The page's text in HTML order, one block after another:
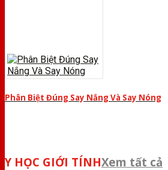
Phân Biệt Đúng Say Nắng Và Say Nóng
Y HỌC GIỚI TÍNHXem tất cả